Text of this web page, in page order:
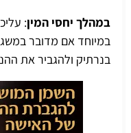
במהלך יחסי המין
במיוחד אם מדובר
בנרתיק ולהגביר את